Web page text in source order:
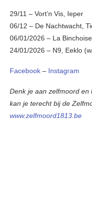
29/11 – Vort’n Vis, Ieper
06/12 – De Nachtwacht,
06/01/2026 – La
24/01/2026 – N9, Eeklo
Facebook – Instagram
Denk je aan zelfmoord
kan je terecht bij de
www.zelfmoord1813.be